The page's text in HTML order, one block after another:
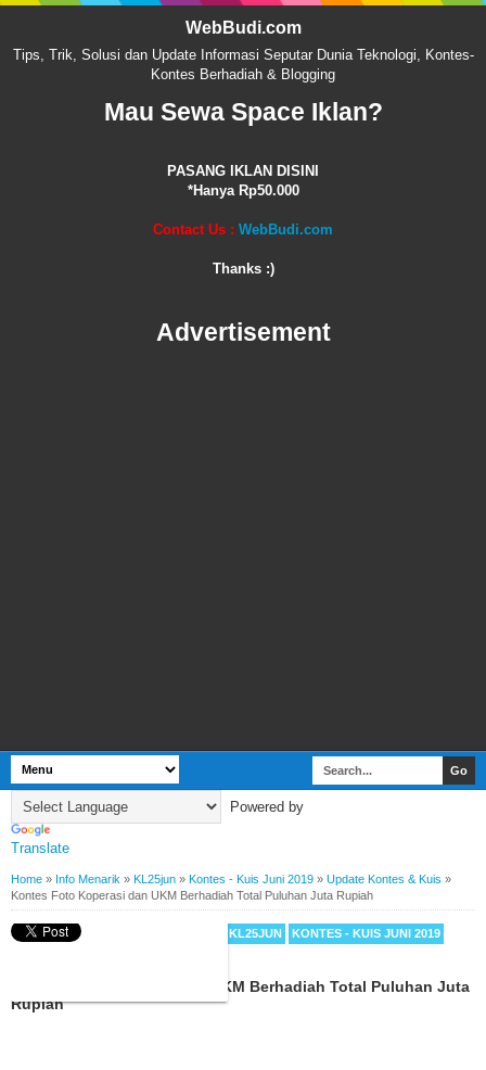
WebBudi.com
Tips, Trik, Solusi dan Update Informasi Seputar Dunia Teknologi, Kontes-
Kontes Berhadiah & Blogging
Mau Sewa Space Iklan?
PASANG IKLAN DISINI
*Hanya Rp50.000
Contact Us : WebBudi.com
Thanks :)
Advertisement
Powered by
Translate
Home » Info Menarik » KL25jun » Kontes - Kuis Juni 2019 » Update Kontes & Kuis »
Kontes Foto Koperasi dan UKM Berhadiah Total Puluhan Juta Rupiah
BYWEBBUDI.COM KL25JUN
KONTES - KUIS JUNI 2019
Kontes Foto Koperasi dan UKM Berhadiah Total Puluhan Juta
Rupiah